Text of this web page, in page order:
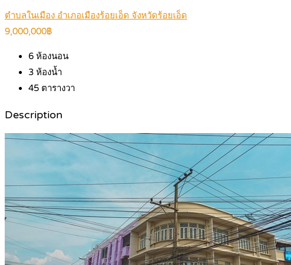
ตำบลในเมือง อำเภอเมืองร้อยเอ็ด จังหวัดร้อยเอ็ด
9,000,000฿
6 ห้องนอน
3 ห้องน้ำ
45 ตารางวา
Description